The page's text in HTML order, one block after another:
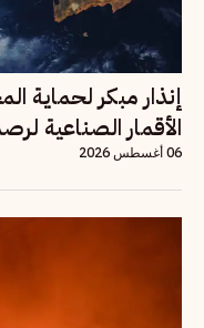
إنذار مبكر لحماية
الأقمار الصناعية
06 أغسطس 2026